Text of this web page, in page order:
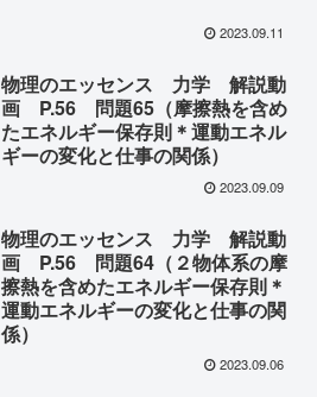
2023.09.11
物理のエッセンス 力学 解説動
画 P.56 問題65（摩擦熱を含め
たエネルギー保存則＊運動エネル
ギーの変化と仕事の関係）
2023.09.09
物理のエッセンス 力学 解説動
画 P.56 問題64（２物体系の摩
擦熱を含めたエネルギー保存則＊
運動エネルギーの変化と仕事の関
係）
2023.09.06